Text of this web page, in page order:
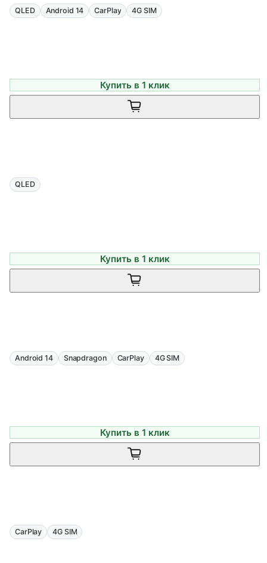
QLED Android 14 CarPlay 4G SIM
Купить в 1 клик
QLED
Купить в 1 клик
Android 14 Snapdragon CarPlay 4G SIM
Купить в 1 клик
CarPlay 4G SIM